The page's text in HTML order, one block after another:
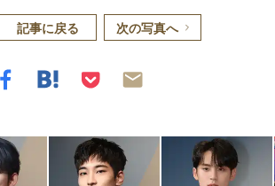
記事に戻る 次の写真へ